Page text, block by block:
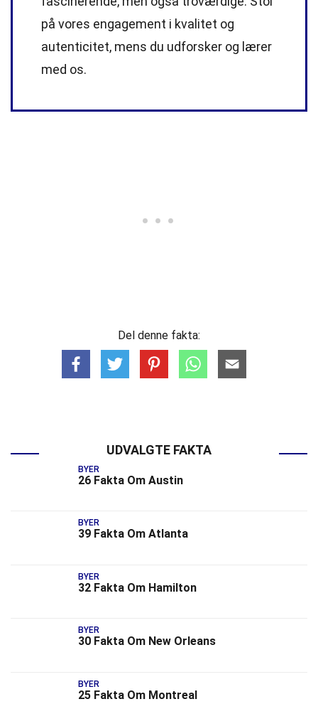
på vores engagement i kvalitet og
autenticitet, mens du udforsker og lærer
med os.
Del denne fakta:
UDVALGTE FAKTA
BYER
26 Fakta Om Austin
BYER
39 Fakta Om Atlanta
BYER
32 Fakta Om Hamilton
BYER
30 Fakta Om New Orleans
BYER
25 Fakta Om Montreal